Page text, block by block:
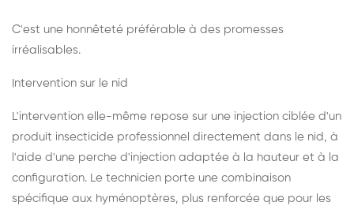
C'est une honnêteté préférable à des promesses
irréalisables.
Intervention sur le nid
L'intervention elle-même repose sur une injection ciblée d'un
produit insecticide professionnel directement dans le nid, à
l'aide d'une perche d'injection adaptée à la hauteur et à la
configuration. Le technicien porte une combinaison
spécifique aux hyménoptères, plus renforcée que pour les